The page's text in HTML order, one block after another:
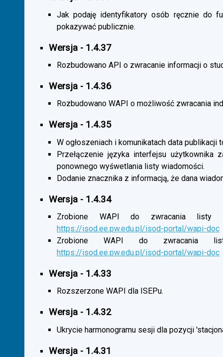
Jak podaję identyfikatory osób ręcznie do
pokazywać publicznie.
Wersja - 1.4.37
Rozbudowano API o zwracanie informacji o
Wersja - 1.4.36
Rozbudowano WAPI o możliwość zwracania
Wersja - 1.4.35
W ogłoszeniach i komunikatach data
Przełączenie języka interfejsu użytkownika
ponownego wyśwetlania listy wiadomości.
Dodanie znacznika z informacją, że dana
Wersja - 1.4.34
Zrobione WAPI do zwracania listy
https://isod.ee.pw.edu.pl/isod-portal/wapi-doc
Zrobione WAPI do zwracania listy
https://isod.ee.pw.edu.pl/isod-portal/wapi-doc
Wersja - 1.4.33
Rozszerzone WAPI dla ISEPu.
Wersja - 1.4.32
Ukrycie harmonogramu sesji dla pozycji
Wersja - 1.4.31